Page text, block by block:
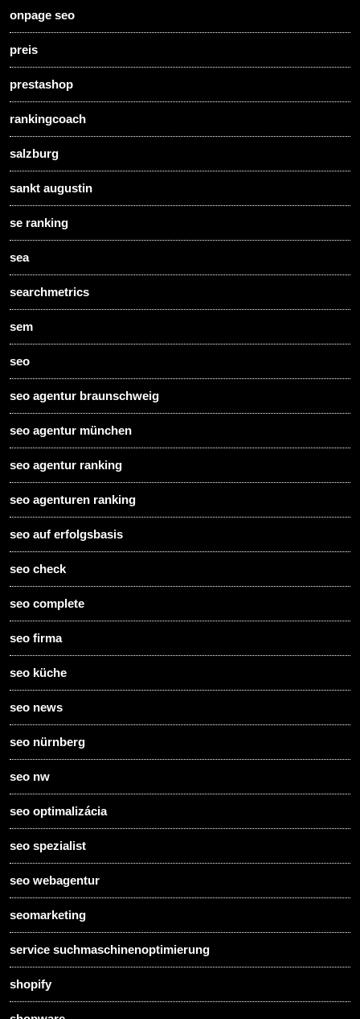
onpage seo
preis
prestashop
rankingcoach
salzburg
sankt augustin
se ranking
sea
searchmetrics
sem
seo
seo agentur braunschweig
seo agentur münchen
seo agentur ranking
seo agenturen ranking
seo auf erfolgsbasis
seo check
seo complete
seo firma
seo küche
seo news
seo nürnberg
seo nw
seo optimalizácia
seo spezialist
seo webagentur
seomarketing
service suchmaschinenoptimierung
shopify